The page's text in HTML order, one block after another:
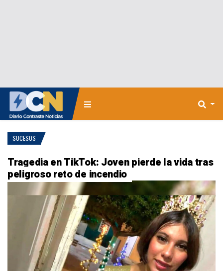
SUCESOS
Tragedia en TikTok: Joven pierde la vida tras
peligroso reto de incendio